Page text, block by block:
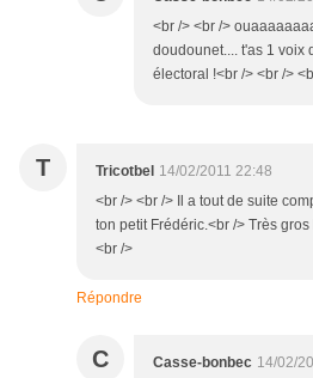
<br /> <br />
doudounet.... t'as 1 voix
électoral !<br /> <br />
T Tricotbel 14/02/2011 22:48
<br /> <br /> Il a tout de suite
ton petit Frédéric.<br /> Très
<br />
Répondre
C Casse-bonbec 14/02/